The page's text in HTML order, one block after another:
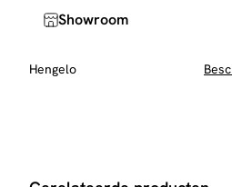
Showroom
Hengelo